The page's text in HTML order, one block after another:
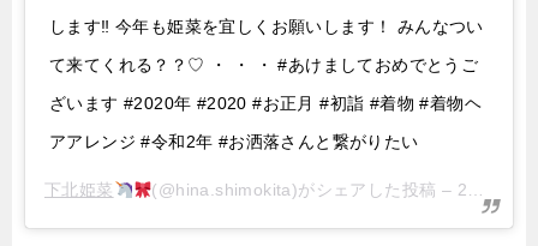
します‼︎ 今年も姫菜を宜しくお願いします！ みんなつい
て来てくれる？？♡ ・ ・ ・ #あけましておめでとうご
ざいます #2020年 #2020 #お正月 #初詣 #着物 #着物ヘ
アアレンジ #令和2年 #お洒落さんと繋がりたい
下北姫菜 (@hina.shimokita)がシェアした投稿 – 2019年12月月31日午後11時19分PST